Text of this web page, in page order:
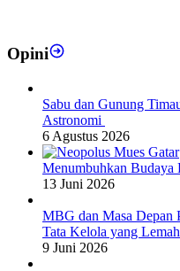
Opini
Sabu dan Gunung
Astronomi
6 Agustus 2026
Menumbuhkan Budaya
13 Juni 2026
MBG dan Masa Depan
Tata Kelola yang Lemah
9 Juni 2026